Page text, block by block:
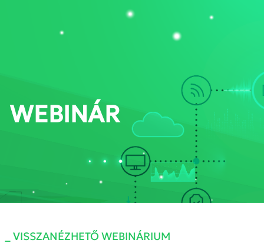
PORTÁL BELÉPÉS
WEBINÁR
_ VISSZANÉZHETŐ WEBINÁRIUM